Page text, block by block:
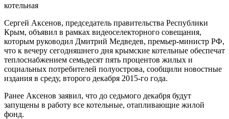
котельная
Сергей Аксенов, председатель правительства Республики
Крым, объявил в рамках видеоселекторного совещания,
которым руководил Дмитрий Медведев, премьер-министр РФ,
что к вечеру сегодняшнего дня крымские котельные обеспечат
теплоснабжением семьдесят пять процентов жилых и
социальных потребителей полуострова, сообщили новостные
издания в среду, второго декабря 2015-го года.
Ранее Аксенов заявил, что до седьмого декабря будут
запущены в работу все котельные, отапливающие жилой
фонд.